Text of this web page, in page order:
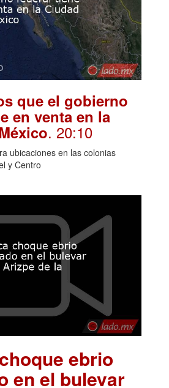
que el gobierno
en venta en la
. 20:10
ubicaciones en las colonias
y Centro
ebrio
en el bulevar